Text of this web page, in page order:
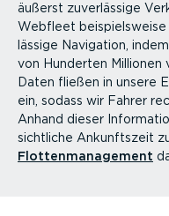
äußerst zuver­lässige
Webfleet
lässige Navigation,
von Hunderten
Daten fließen in unsere
ein, sodass wir Fahrer
Anhand dieser
sicht­liche Ankunftszeit
Flotten­ma­nagement